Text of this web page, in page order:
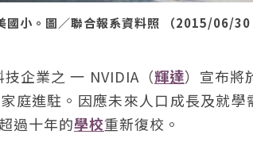
小。圖／聯合報系資料照 （2015/06/30
企業之 一 NVIDIA（輝達）宣布將
庭進駐。因應未來人口成長及就
過十年的學校重新復校。